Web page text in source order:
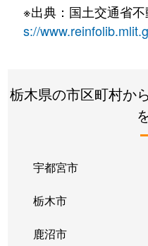
※出典：国土交通省
s://
栃木県の市区町村か
宇都宮市
栃木市
鹿沼市